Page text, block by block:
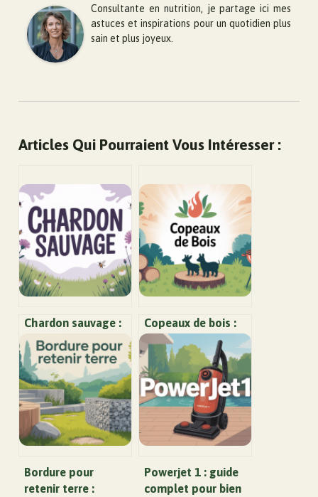
Consultante en nutrition, je partage ici mes
astuces et inspirations pour un quotidien plus
sain et plus joyeux.
Articles Qui Pourraient Vous Intéresser :
Chardon sauvage :
usages, bienfaits et
précautions à
connaître
Copeaux de bois :
usages, choix et
conseils pour bien
les utiliser
Bordure pour
retenir terre :
Powerjet 1 : guide
complet pour bien